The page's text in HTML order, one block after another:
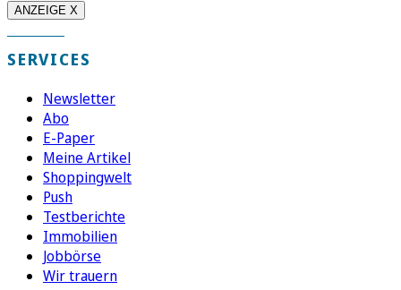
ANZEIGE X
SERVICES
Newsletter
Abo
E-Paper
Meine Artikel
Shoppingwelt
Push
Testberichte
Immobilien
Jobbörse
Wir trauern